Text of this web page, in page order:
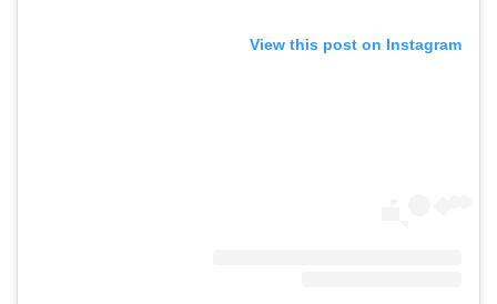
View this post on Instagram